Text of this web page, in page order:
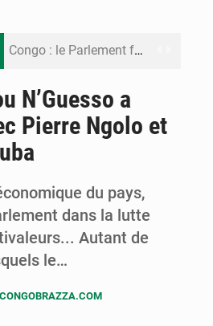
Congo : le Parlement formule 28 recommandations sur le Cadre budgétaire 2027-2029
Congo : la Grande foire agricole pour renforcer la souveraineté alimentaire
Le Congo se dote d’un programme national pour valoriser les produits forestiers non ligneux
N’Guesso a
Pierre Ngolo et
du pays,
dans la lutte
Autant de
le…